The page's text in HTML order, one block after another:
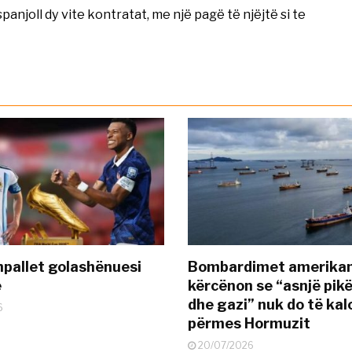
dy vite kontratat, me një pagë të njëjtë si te
golashënuesi
Bombardimet
kërcënon se “asnjë
dhe gazi” nuk do të
përmes Hormuzit
20/07/2026